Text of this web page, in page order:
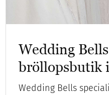
Wedding
bröllopsbutik
Wedding Bells